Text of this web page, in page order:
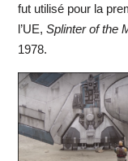
fut utilisé pour la
l’UE, Splinter of the
1978.